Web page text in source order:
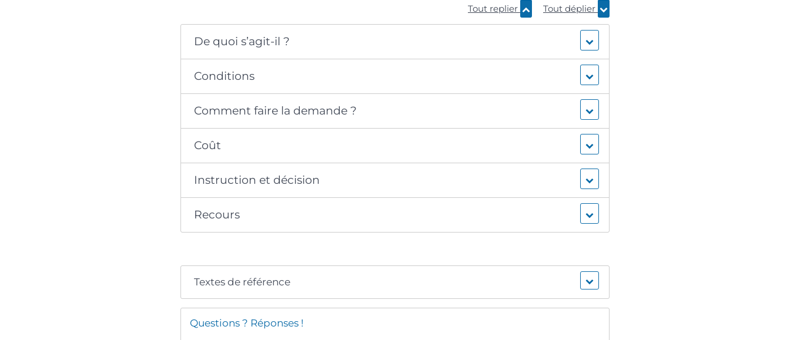
Tout replier Tout déplier
De quoi s’agit-il ?
Conditions
Comment faire la demande ?
Coût
Instruction et décision
Recours
Textes de référence
Questions ? Réponses !